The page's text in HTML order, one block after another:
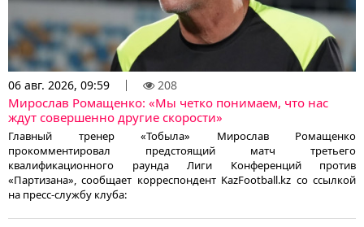
06 авг. 2026, 09:59 208
Мирослав Ромащенко: «Мы четко понимаем, что нас
ждут совершенно другие скорости»
Главный тренер «Тобыла» Мирослав Ромащенко
прокомментировал предстоящий матч третьего
квалификационного раунда Лиги Конференций против
«Партизана», сообщает корреспондент KazFootball.kz со ссылкой
на пресс-службу клуба: